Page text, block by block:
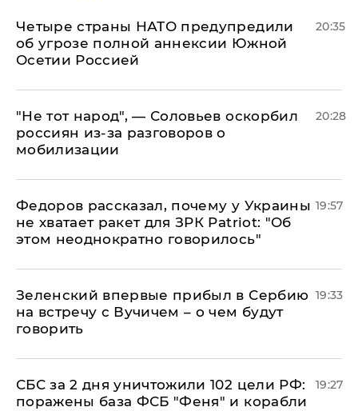
Четыре страны НАТО предупредили
об угрозе полной аннексии Южной
Осетии Россией
20:35
​"Не тот народ", — Соловьев оскорбил
россиян из-за разговоров о
мобилизации
20:28
Федоров рассказал, почему у Украины
не хватает ракет для ЗРК Patriot: "Об
этом неоднократно говорилось"
19:57
Зеленский впервые прибыл в Сербию
на встречу с Вучичем – о чем будут
говорить
19:33
СБС за 2 дня уничтожили 102 цели РФ:
поражены база ФСБ "Феня" и корабли
19:27